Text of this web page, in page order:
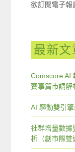
欲訂閱電子報
最新文
Comscore AI
賽事篇市調解
AI 驅動雙引
社群增量數據
析（創市際雙